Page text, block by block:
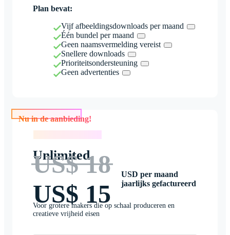
Plan bevat:
Vijf afbeeldingsdownloads per maand
Één bundel per maand
Geen naamsvermelding vereist
Snellere downloads
Prioriteitsondersteuning
Geen advertenties
Nu in de aanbieding!
Unlimited
US$ 18
US$ 15
USD per maand
jaarlijks gefactureerd
Voor grotere makers die op schaal produceren en
creatieve vrijheid eisen